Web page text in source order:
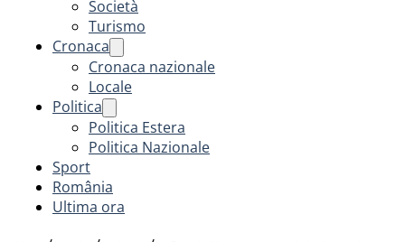
Società
Turismo
Cronaca
Cronaca nazionale
Locale
Politica
Politica Estera
Politica Nazionale
Sport
România
Ultima ora